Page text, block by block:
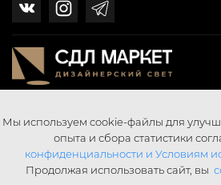
Мы используем cookie-файлы для
опыта и сбора статистики
конфиденциальности и Условиям
Продолжая использовать сайт, вы